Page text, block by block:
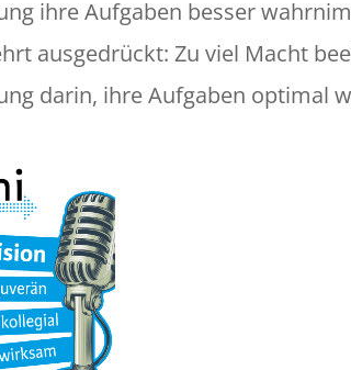
ihre Aufgaben besser
ausgedrückt: Zu viel Macht
darin, ihre Aufgaben optimal